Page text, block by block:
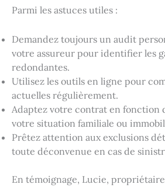
Parmi les astuces utiles :
Demandez toujours un audit
votre assureur pour identifier les
redondantes.
Utilisez les outils en ligne pour
actuelles régulièrement.
Adaptez votre contrat en fonction
votre situation familiale ou
Prêtez attention aux exclusions
toute déconvenue en cas de
En témoignage, Lucie,